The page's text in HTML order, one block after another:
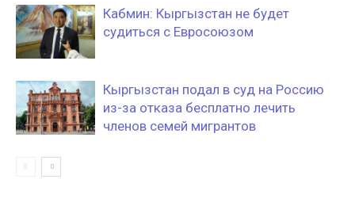
Кабмин: Кыргызстан не будет
судиться с Евросоюзом
Кыргызстан подал в суд на Россию
из-за отказа бесплатно лечить
членов семей мигрантов